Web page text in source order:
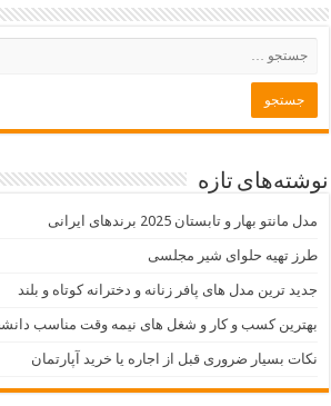
نوشته‌های تازه
مدل مانتو بهار و تابستان 2025 برندهای ایرانی
طرز تهیه حلوای شیر مجلسی
جدید ترین مدل های پافر زنانه و دخترانه کوتاه و بلند
بهترین کسب و کار و شغل های نیمه وقت مناسب
نکات بسیار ضروری قبل از اجاره یا خرید آپارتمان